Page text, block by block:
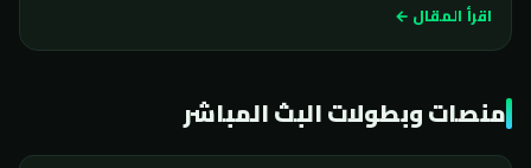
اقرأ المقال ←
منصات وبطولات البث المباشر